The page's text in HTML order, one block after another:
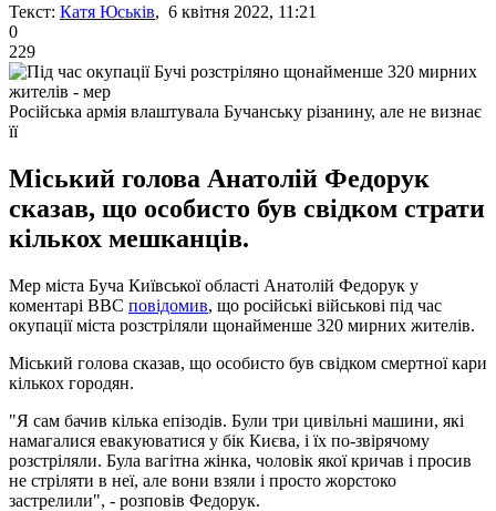
Текст: Катя Юськів, 6 квітня 2022, 11:21
0
229
Російська армія влаштувала Бучанську різанину, але не визнає
її
Міський голова Анатолій Федорук
сказав, що особисто був свідком страти
кількох мешканців.
Мер міста Буча Київської області Анатолій Федорук у
коментарі ВВС повідомив, що російські військові під час
окупації міста розстріляли щонайменше 320 мирних жителів.
Міський голова сказав, що особисто був свідком смертної кари
кількох городян.
"Я сам бачив кілька епізодів. Були три цивільні машини, які
намагалися евакуюватися у бік Києва, і їх по-звірячому
розстріляли. Була вагітна жінка, чоловік якої кричав і просив
не стріляти в неї, але вони взяли і просто жорстоко
застрелили", - розповів Федорук.